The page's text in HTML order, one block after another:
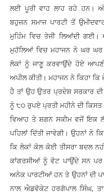
ਲਈ ਪੂਰੀ ਵਾਹ ਲਾਹ ਰਹੇ ਹਨ।
ਬਹੁਜਨ ਸਮਾਜ ਪਾਰਟੀ ਤੋਂ
ਮੁਹਿੰਮ ਵਿਚ ਤੇਜੀ ਲਿਆਂਦੀ
ਮੁਹੱਲਿਆਂ ਵਿਚ ਮਹਾਜਨ ਨੇ ਘਰ ਘਰ
ਲੋਕਾਂ ਨੂੰ ਜਾਣੂ ਕਰਵਾਉਂਦੇ ਹੋਏ
ਅਪੀਲ ਕੀਤੀ। ਮਹਾਜਨ ਨੇ ਕਿਹਾ
ਹੈ ਤਾਂ ਉਹ ਉਤਰ ਪ੍ਰਦੇਸ਼ ਸਰਕਾਰ
ਨੂੰ ੮੦ ਰੁਪਏ ਪ੍ਰਤੀ ਮਹੀਨੇ ਦੀ
ਵਿਆਹ ਤੇ ਸ਼ਗਨ ਸਕੀਮ ਵਜੋਂ ਇਕ
ਪਹਿਲਾਂ ਦਿੱਤੀ ਜਾਵੇਗੀ। ਉਹਨਾਂ
ਕਿ ਲੋਕਾਂ ਕੋਲ ਕੋਈ ਤੀਸਰਾ ਬਦਲ
ਕਾਂਗਰਸੀਆਂ ਨੂੰ ਵੋਟ ਪਾਉਂਦੇ ਸਨ
ਅਨੇਕ ਪਾਰਟੀਆਂ ਹਨ ਤੇ ਉਹਨਾਂ ਦੀ
ਨਾਲ ਐਡਵੋਕੇਟ ਹਰਗੋਪਾਲ ਸਿੰਘ,